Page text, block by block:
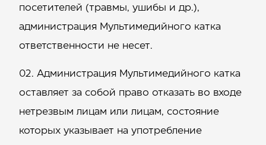
посетителей (травмы, ушибы и др.),
администрация Мультимедийного катка
ответственности не несет.
Администрация Мультимедийного катка
оставляет за собой право отказать во входе
нетрезвым лицам или лицам, состояние
которых указывает на употребление